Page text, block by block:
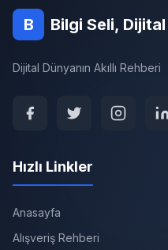
B Bilgi Seli,
Dijital Dünyanın Akıllı Rehberi
Hızlı Linkler
Anasayfa
Alışveriş Rehberi